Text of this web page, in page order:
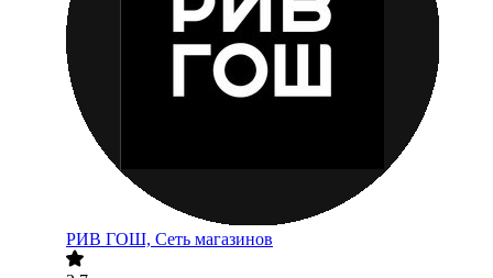
РИВ ГОШ, Сеть магазинов